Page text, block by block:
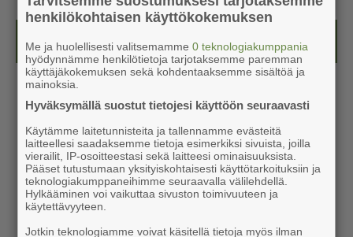
Kesälehti (ilmainen)
henkilökohtaisen käyttökokemuksen
Me ja huolellisesti valitsemamme0 teknologiakumppania
hyödynnämme henkilötietoja tarjotaksemme paremman
käyttäjäkokemuksen sekä kohdentaaksemme sisältöä ja
mainoksia.
Hyväksymällä suostut tietojesi käyttöön seuraavasti
Käytämme laitetunnisteita ja tallennamme evästeitä
laitteellesi saadaksemme tietoja esimerkiksi sivuista, joilla
vierailit, IP-osoitteestasi sekä laitteesi ominaisuuksista.
Pääset tutustumaan yksityiskohtaisesti käyttötarkoituksiin ja
teknologiakumppaneihimme seuraavalla välilehdellä.
Hylkääminen voi vaikuttaa sivuston toimivuuteen ja
käytettävyyteen.
Jotkin teknologiamme voivat käsitellä tietoja myös ilman